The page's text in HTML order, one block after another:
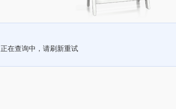
正在查询中，请刷新重试